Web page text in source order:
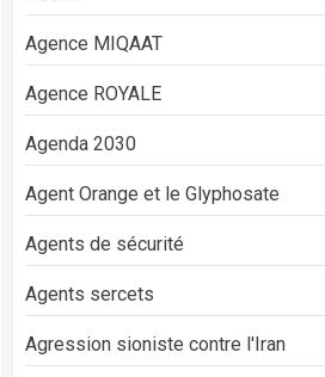
Agence MIQAAT
Agence ROYALE
Agenda 2030
Agent Orange et le Glyphosate
Agents de sécurité
Agents sercets
Agression sioniste contre l'Iran